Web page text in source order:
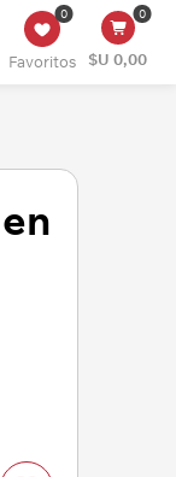
Favoritos
0 0
$U 0,00